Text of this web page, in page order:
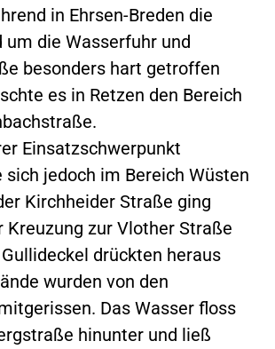
in Ehrsen-Breden die
um die Wasserfuhr und
besonders hart getroffen
es in Retzen den Bereich
Einsatzschwerpunkt
jedoch im Bereich Wüsten
Kirchheider Straße ging
Kreuzung zur Vlother Straße
drückten heraus
wurden von den
Das Wasser floss
hinunter und ließ